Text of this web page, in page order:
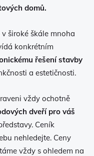
domů.
široké škále mnoha
konkrétním
řešení stavby
a estetičnosti.
vždy ochotně
dveří pro váš
Ceník
nehledejte. Ceny
vždy s ohledem na